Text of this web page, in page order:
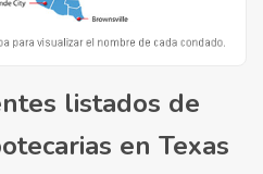
listados de
en Texas